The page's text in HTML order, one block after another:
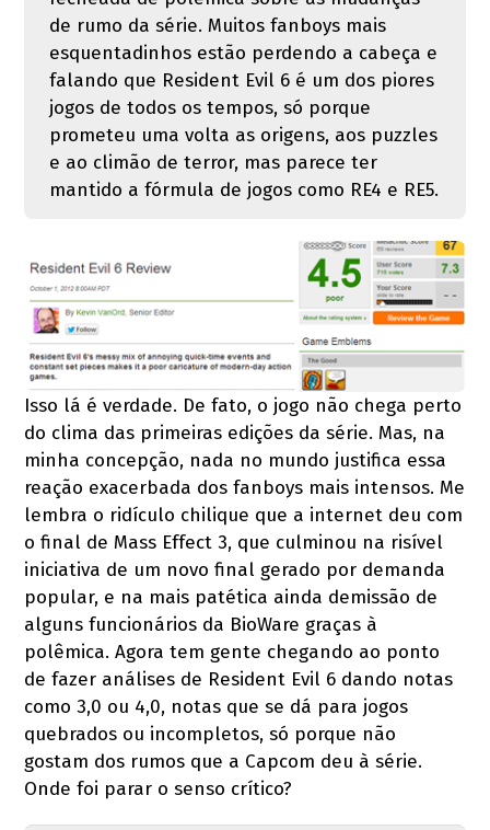
de rumo da série. Muitos fanboys mais
esquentadinhos estão perdendo a cabeça e
falando que Resident Evil 6 é um dos piores
jogos de todos os tempos, só porque
prometeu uma volta as origens, aos puzzles
e ao climão de terror, mas parece ter
mantido a fórmula de jogos como RE4 e RE5.
Isso lá é verdade. De fato, o jogo não chega perto
do clima das primeiras edições da série. Mas, na
minha concepção, nada no mundo justifica essa
reação exacerbada dos fanboys mais intensos. Me
lembra o ridículo chilique que a internet deu com
o final de Mass Effect 3, que culminou na risível
iniciativa de um novo final gerado por demanda
popular, e na mais patética ainda demissão de
alguns funcionários da BioWare graças à
polêmica. Agora tem gente chegando ao ponto
de fazer análises de Resident Evil 6 dando notas
como 3,0 ou 4,0, notas que se dá para jogos
quebrados ou incompletos, só porque não
gostam dos rumos que a Capcom deu à série.
Onde foi parar o senso crítico?